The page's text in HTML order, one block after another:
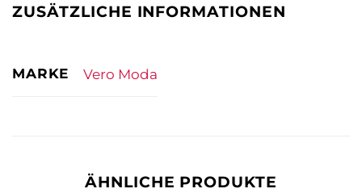
ZUSÄTZLICHE INFORMATIONEN
MARKE Vero Moda
ÄHNLICHE PRODUKTE